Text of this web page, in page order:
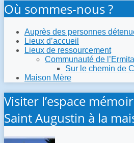
Où sommes-nous ?
Auprès des personnes
Lieux d’accueil
Lieux de ressourcement
Communauté de
Sur le chemin de
Maison Mère
Visiter l’espace
Saint Augustin à la